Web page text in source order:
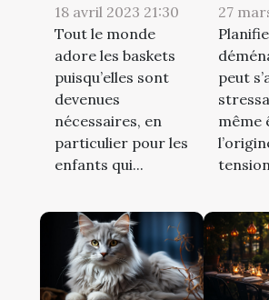
18 avril 2023 21:30
Tout le monde
adore les baskets
puisqu’elles sont
devenues
nécessaires, en
particulier pour les
enfants qui...
27
peut
même